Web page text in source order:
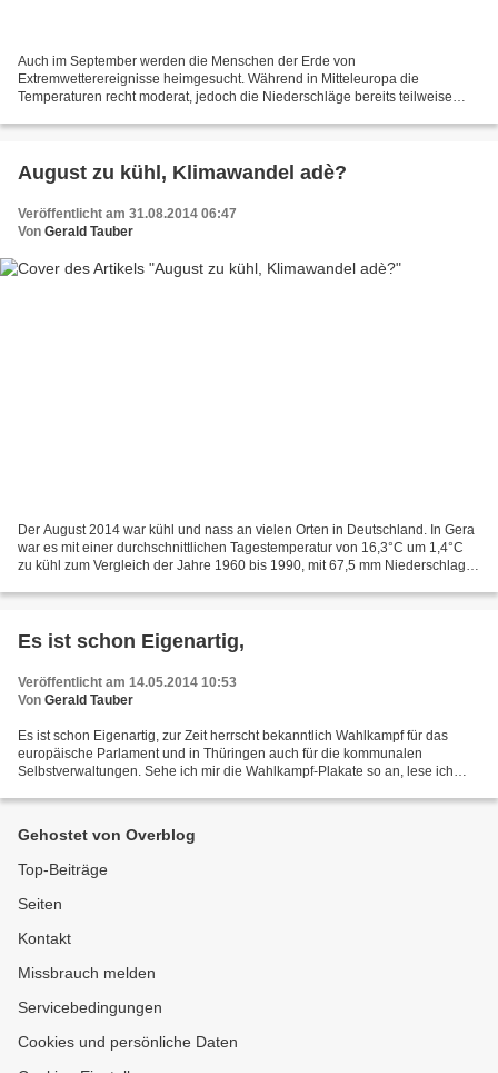
Auch im September werden die Menschen der Erde von
Extremwetterereignisse heimgesucht. Während in Mitteleuropa die
Temperaturen recht moderat, jedoch die Niederschläge bereits teilweise
August zu kühl, Klimawandel adè?
Veröffentlicht am 31.08.2014 06:47
Von Gerald Tauber
Der August 2014 war kühl und nass an vielen Orten in Deutschland. In Gera
war es mit einer durchschnittlichen Tagestemperatur von 16,3°C um 1,4°C
zu kühl zum Vergleich der Jahre 1960 bis 1990, mit 67,5 mm Niederschlag
Es ist schon Eigenartig,
Veröffentlicht am 14.05.2014 10:53
Von Gerald Tauber
Es ist schon Eigenartig, zur Zeit herrscht bekanntlich Wahlkampf für das
europäische Parlament und in Thüringen auch für die kommunalen
Selbstverwaltungen. Sehe ich mir die Wahlkampf-Plakate so an, lese ich
Gehostet von Overblog
Top-Beiträge
Seiten
Kontakt
Missbrauch melden
Servicebedingungen
Cookies und persönliche Daten